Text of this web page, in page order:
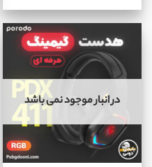
در انبار موجود نمی باشد